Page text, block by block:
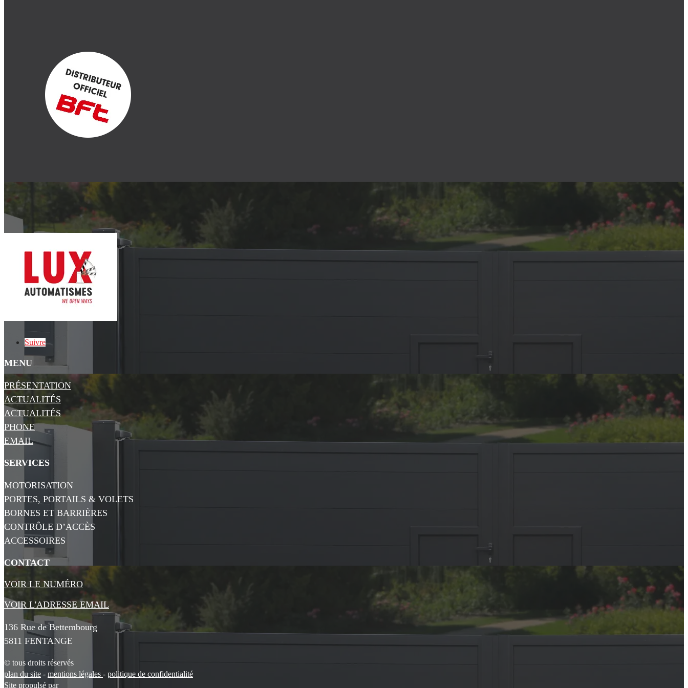
Suivre
MENU
PRÉSENTATION
ACTUALITÉS
ACTUALITÉS
PHONE
EMAIL
SERVICES
MOTORISATION
PORTES, PORTAILS & VOLETS
BORNES ET BARRIÈRES
CONTRÔLE D’ACCÈS
ACCESSOIRES
CONTACT
VOIR LE NUMÉRO
VOIR L'ADRESSE EMAIL
136 Rue de Bettembourg
5811 FENTANGE
© tous droits réservés
plan du site - mentions légales - politique de confidentialité
Site propulsé par